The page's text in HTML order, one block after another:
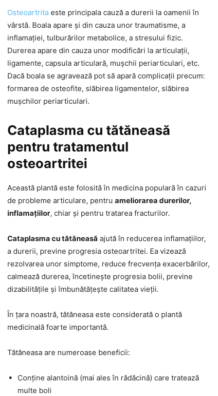
Osteoartrita este principala cauză a durerii la oamenii în
vârstă. Boala apare și din cauza unor traumatisme, a
inflamației, tulburărilor metabolice, a stresului fizic.
Durerea apare din cauza unor modificări la articulații,
ligamente, capsula articulară, mușchii periarticulari, etc.
Dacă boala se agravează pot să apară complicații precum:
formarea de osteofite, slăbirea ligamentelor, slăbirea
mușchilor periarticulari.
Cataplasma cu tătăneasă
pentru tratamentul
osteoartritei
Această plantă este folosită în medicina populară în cazuri
de probleme articulare, pentru ameliorarea durerilor,
inflamațiilor, chiar și pentru tratarea fracturilor.
Cataplasma cu tătăneasă ajută în reducerea inflamațiilor,
a durerii, previne progresia osteoartritei. Ea vizează
rezolvarea unor simptome, reduce frecvența exacerbărilor,
calmează durerea, încetinește progresia bolii, previne
dizabilitățile și îmbunătățește calitatea vieții.
În țara noastră, tătăneasa este considerată o plantă
medicinală foarte importantă.
Tătăneasa are numeroase beneficii:
Conține alantoină (mai ales în rădăcină) care tratează
multe boli